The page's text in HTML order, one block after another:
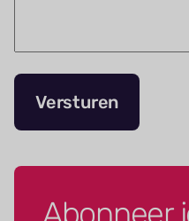
Versturen